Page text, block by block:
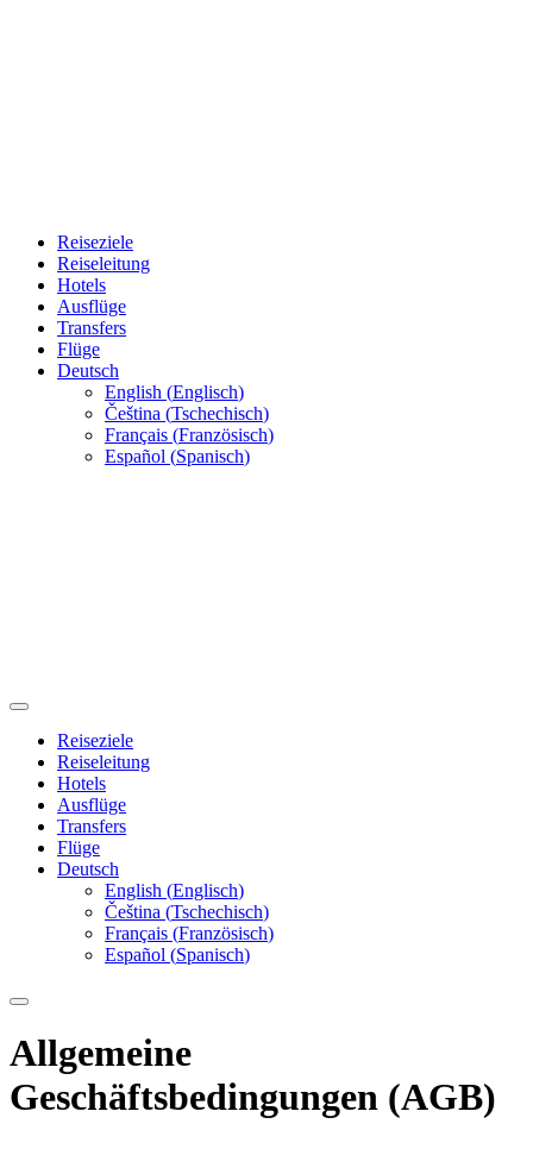
Reiseziele
Reiseleitung
Hotels
Ausflüge
Transfers
Flüge
Deutsch
English (Englisch)
Čeština (Tschechisch)
Français (Französisch)
Español (Spanisch)
Reiseziele
Reiseleitung
Hotels
Ausflüge
Transfers
Flüge
Deutsch
English (Englisch)
Čeština (Tschechisch)
Français (Französisch)
Español (Spanisch)
Allgemeine
Geschäftsbedingungen (AGB)